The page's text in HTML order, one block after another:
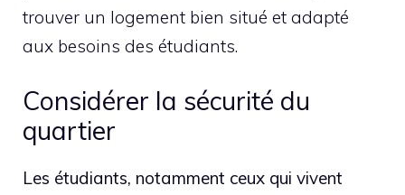
trouver un logement bien situé et adapté
aux besoins des étudiants.
Considérer la sécurité du
quartier
Les étudiants, notamment ceux qui vivent